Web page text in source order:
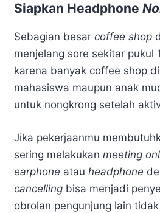
Siapkan Headphone
Sebagian besar coffee shop
menjelang sore sekitar pukul
karena banyak coffee shop
mahasiswa maupun anak
untuk nongkrong setelah
Jika pekerjaanmu
sering melakukan meeting
earphone atau headphone
cancelling bisa menjadi
obrolan pengunjung lain